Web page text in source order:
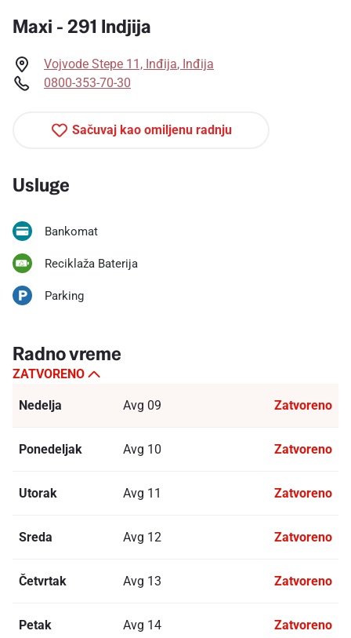
Sačuvaj kao omiljenu radnju
Maxi - 291 Indjija
Vojvode Stepe 11, Inđija, Inđija
0800-353-70-30
Usluge
Bankomat
Reciklaža Baterija
Parking
Radno vreme
ZATVORENO
Nedelja Avg 09 Zatvoreno
Ponedeljak Avg 10 Zatvoreno
Utorak Avg 11 Zatvoreno
Sreda Avg 12 Zatvoreno
Četvrtak Avg 13 Zatvoreno
Petak Avg 14 Zatvoreno